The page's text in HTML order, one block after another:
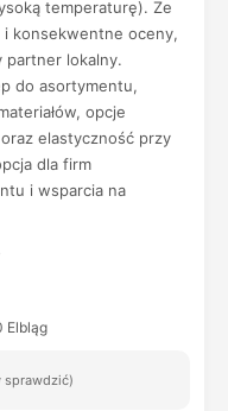
temperaturę). Ze
konsekwentne oceny,
partner lokalny.
do asortymentu,
opcje
elastyczność przy
dla firm
i wsparcia na
Elbląg
sprawdzić)